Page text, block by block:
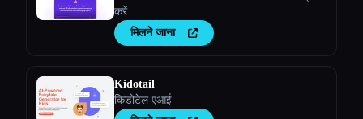
करें
मिलने जाना
Kidotail
किडोटेल एआई